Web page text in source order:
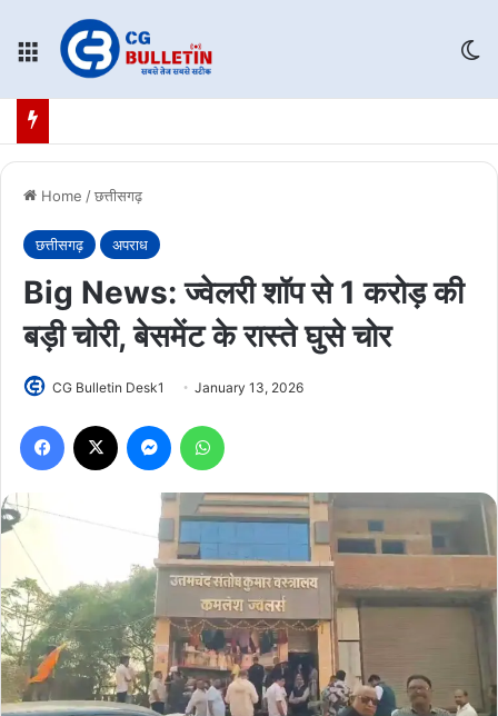
Menu
Home /छत्तीसगढ़
छत्तीसगढ़ अपराध
Big News: ज्वेलरी शॉप से 1 करोड़ की
बड़ी चोरी, बेसमेंट के रास्ते घुसे चोर
CG Bulletin Desk1 January 13, 2026
Facebook Messenger